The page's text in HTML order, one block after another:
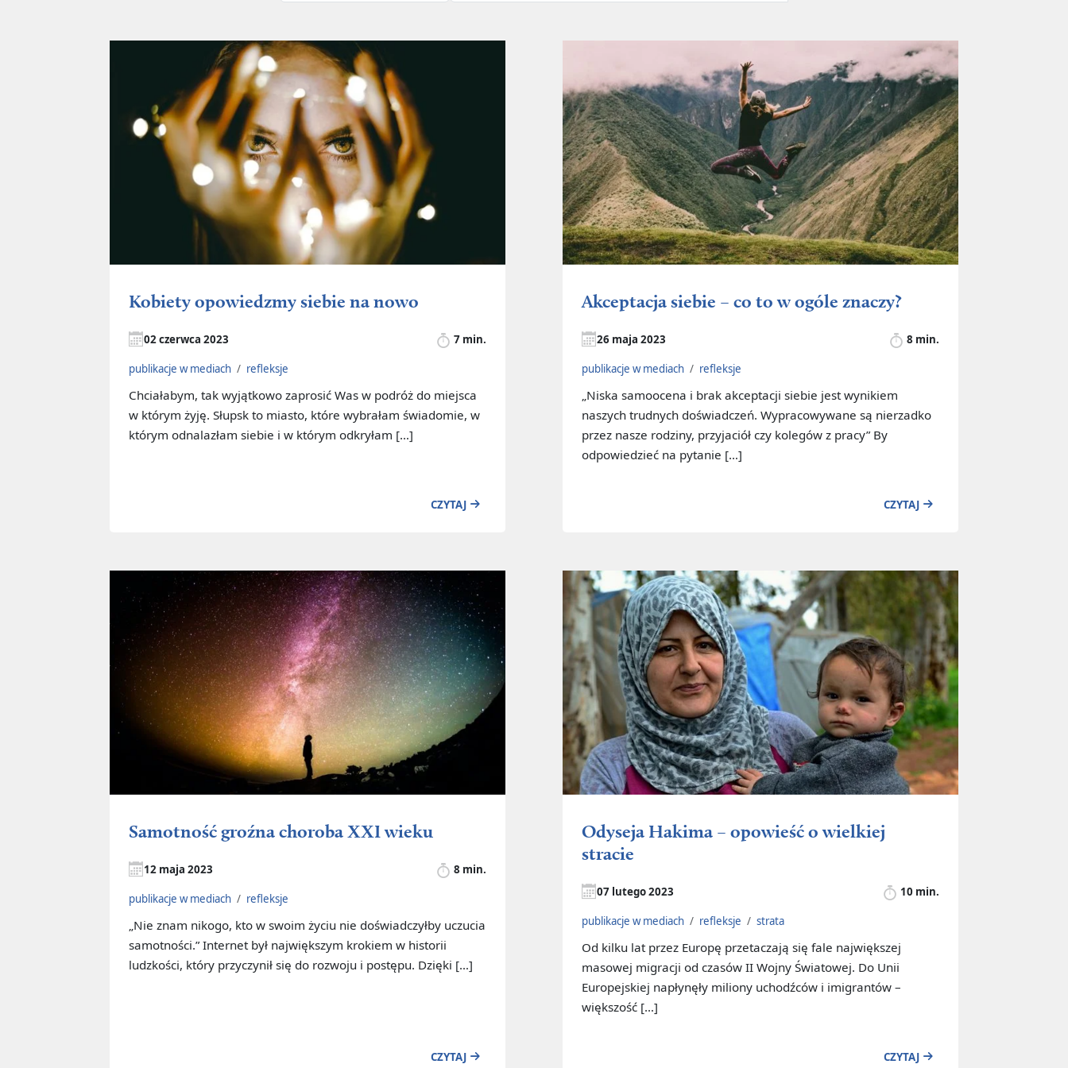
Kobiety opowiedzmy siebie na nowo
02 czerwca 2023 7 min.
publikacje w mediach / refleksje
Chciałabym, tak wyjątkowo zaprosić Was w podróż do miejsca
w którym żyję. Słupsk to miasto, które wybrałam świadomie, w
którym odnalazłam siebie i w którym odkryłam […]
CZYTAJ
Akceptacja siebie – co to w ogóle znaczy?
26 maja 2023 8 min.
publikacje w mediach / refleksje
„Niska samoocena i brak akceptacji siebie jest wynikiem
naszych trudnych doświadczeń. Wypracowywane są nierzadko
przez nasze rodziny, przyjaciół czy kolegów z pracy” By
odpowiedzieć na pytanie […]
CZYTAJ
Samotność groźna choroba XXI wieku
12 maja 2023 8 min.
publikacje w mediach / refleksje
„Nie znam nikogo, kto w swoim życiu nie doświadczyłby uczucia
samotności.” Internet był największym krokiem w historii
ludzkości, który przyczynił się do rozwoju i postępu. Dzięki […]
CZYTAJ
Odyseja Hakima – opowieść o wielkiej
stracie
07 lutego 2023 10 min.
publikacje w mediach / refleksje / strata
Od kilku lat przez Europę przetaczają się fale największej
masowej migracji od czasów II Wojny Światowej. Do Unii
Europejskiej napłynęły miliony uchodźców i imigrantów –
większość […]
CZYTAJ